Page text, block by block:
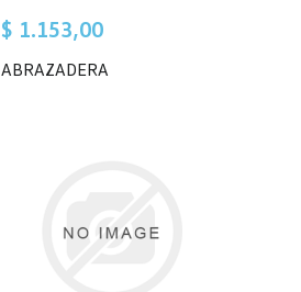
$ 1.153,00
ABRAZADERA